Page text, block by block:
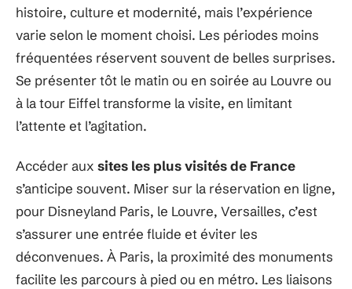
histoire, culture et modernité, mais l’expérience
varie selon le moment choisi. Les périodes moins
fréquentées réservent souvent de belles surprises.
Se présenter tôt le matin ou en soirée au Louvre ou
à la tour Eiffel transforme la visite, en limitant
l’attente et l’agitation.
Accéder aux sites les plus visités de France
s’anticipe souvent. Miser sur la réservation en ligne,
pour Disneyland Paris, le Louvre, Versailles, c’est
s’assurer une entrée fluide et éviter les
déconvenues. À Paris, la proximité des monuments
facilite les parcours à pied ou en métro. Les liaisons